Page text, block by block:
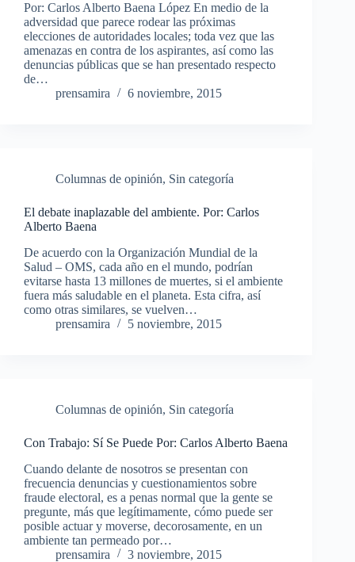
Por: Carlos Alberto Baena López En medio de la
adversidad que parece rodear las próximas
elecciones de autoridades locales; toda vez que las
amenazas en contra de los aspirantes, así como las
denuncias públicas que se han presentado respecto
de…
prensamira
6 noviembre, 2015
Columnas de opinión, Sin categoría
El debate inaplazable del ambiente. Por: Carlos
Alberto Baena
De acuerdo con la Organización Mundial de la
Salud – OMS, cada año en el mundo, podrían
evitarse hasta 13 millones de muertes, si el ambiente
fuera más saludable en el planeta. Esta cifra, así
como otras similares, se vuelven…
prensamira
5 noviembre, 2015
Columnas de opinión, Sin categoría
Con Trabajo: Sí Se Puede Por: Carlos Alberto Baena
Cuando delante de nosotros se presentan con
frecuencia denuncias y cuestionamientos sobre
fraude electoral, es a penas normal que la gente se
pregunte, más que legítimamente, cómo puede ser
posible actuar y moverse, decorosamente, en un
ambiente tan permeado por…
prensamira
3 noviembre, 2015